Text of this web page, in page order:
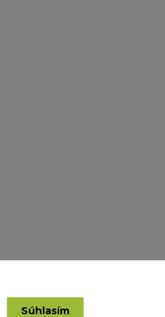
Súhlasím